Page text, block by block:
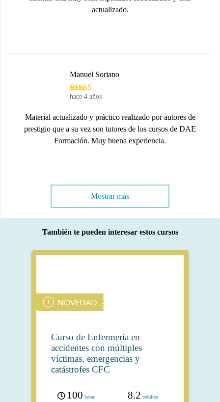
actualizado.
hace 4 años
Manuel Soriano
Material actualizado y práctico realizado por autores de
prestigio que a su vez son tutores de los cursos de DAE
Formación. Muy buena experiencia.
Mostrar más
También te pueden interesar estos cursos
Curso de Enfermería en
accidentes con múltiples
víctimas, emergencias y
catástrofes CFC
100 horas 8.2 créditos